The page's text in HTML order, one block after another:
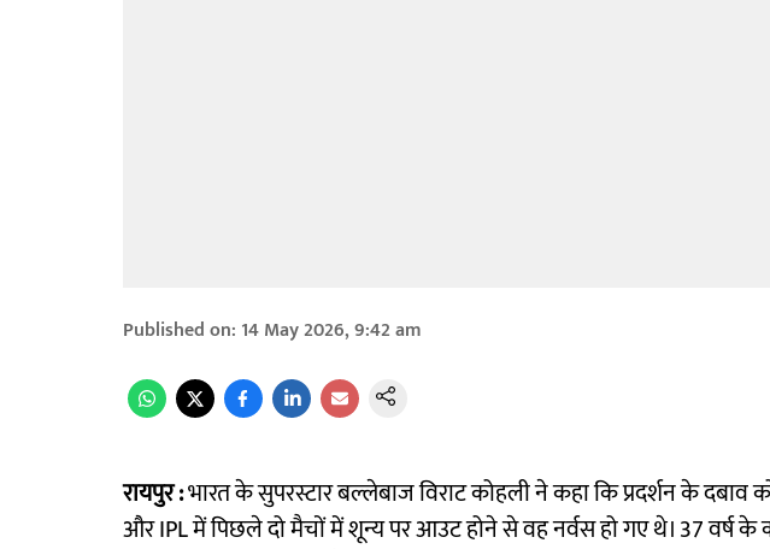
Published on: 14 May 2026, 9:42 am
रायपुर :भारत के सुपरस्टार बल्लेबाज विराट कोहली ने कहा कि प्रदर्शन के दबाव
और IPL में पिछले दो मैचों में शून्य पर आउट होने से वह नर्वस हो गए थे। 37 वर्ष